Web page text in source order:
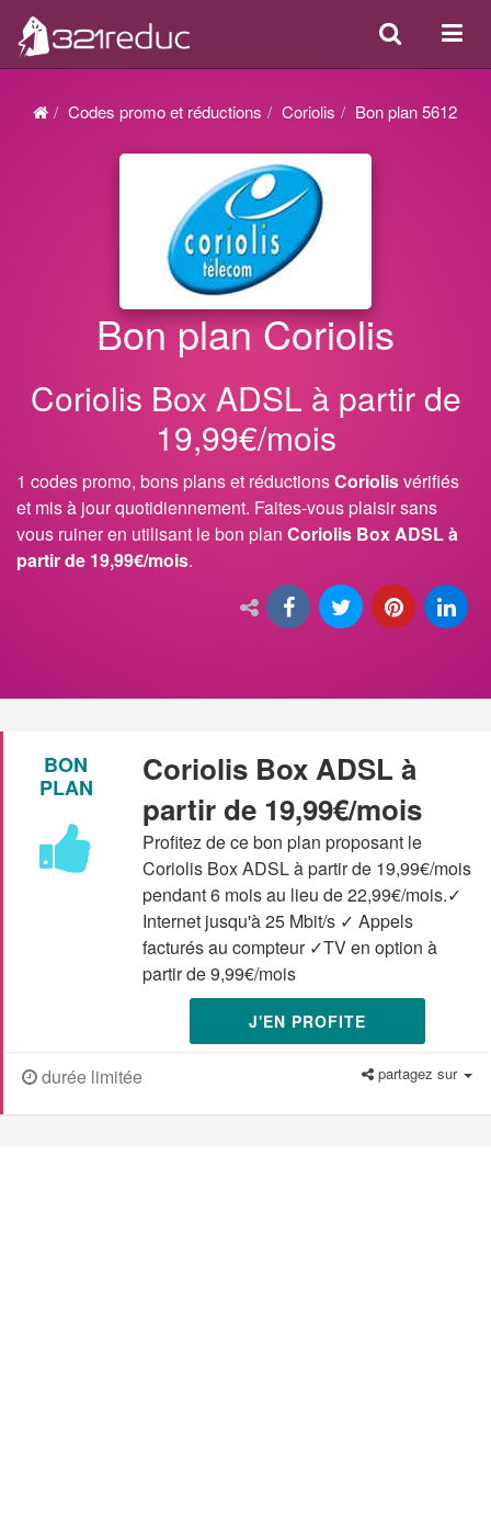
ou
Search
Codes promo et réductions Coriolis Bon plan 5612
Bon plan Coriolis
Coriolis Box ADSL à partir de
19,99€/mois
1 codes promo, bons plans et réductionsCoriolisvérifiés
et mis à jour quotidiennement. Faites-vous plaisir sans
vous ruiner en utilisant le bon plan Coriolis Box ADSL à
partir de 19,99€/mois.
BON
PLAN
Coriolis Box ADSL à
partir de 19,99€/mois
Profitez de ce bon plan proposant le
Coriolis Box ADSL à partir de 19,99€/mois
pendant 6 mois au lieu de 22,99€/mois.✓
Internet jusqu'à 25 Mbit/s ✓ Appels
facturés au compteur ✓TV en option à
partir de 9,99€/mois
J'EN PROFITE
durée limitée partagez sur